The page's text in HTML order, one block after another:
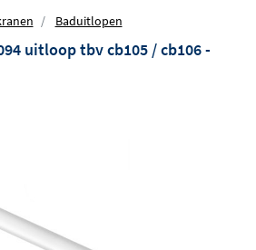
Baduitlopen
uitloop tbv cb105 / cb106 -